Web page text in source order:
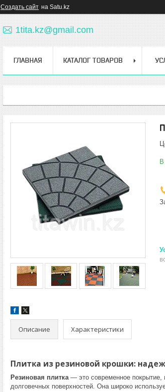
Создать сайт на Satu.kz
1tita.kz@gmail.com
ГЛАВНАЯ КАТАЛОГ ТОВАРОВ
Описание Характеристики
Плитка из резиновой крошки:
Резиновая плитка— это современное покрытие,
долговечных поверхностей. Она широко